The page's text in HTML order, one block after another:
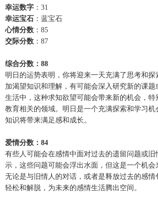
幸运数字 ：31
幸运宝石 ：蓝宝石
心情分数 ：85
交际分数 ：87
综合分数：88
明日的运势表明，你将迎来一天充满了思考和探
加渴望知识和理解，有可能会深入研究新的课题
生活中，这种求知欲望可能会带来新的机会，
教育相关的领域。明日是一个充满探索和学习
知识将带来满足感和成长。
爱情分数：84
有些人可能会在感情中面对过去的遗留问题或旧
示，这些问题可能会浮出水面，但这是一个机会
无论是与旧情人的对话，或者是释放过去的感情
轻松和解脱，为未来的感情生活腾出空间。